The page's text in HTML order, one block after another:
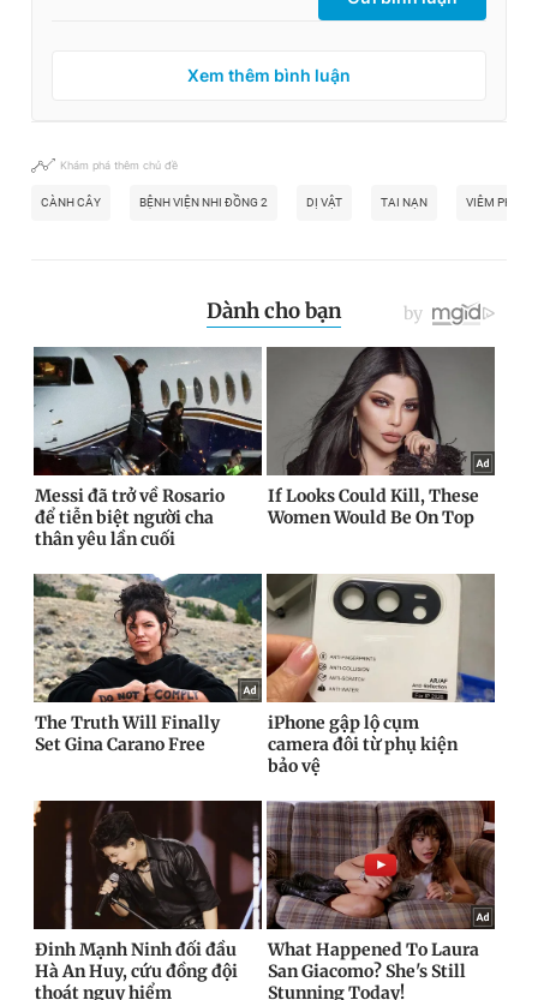
Xem thêm bình luận
Khám phá thêm chủ đề
CÀNH CÂY BỆNH VIỆN NHI ĐỒNG 2 DỊ VẬT TAI NẠN VIÊM PHỔI